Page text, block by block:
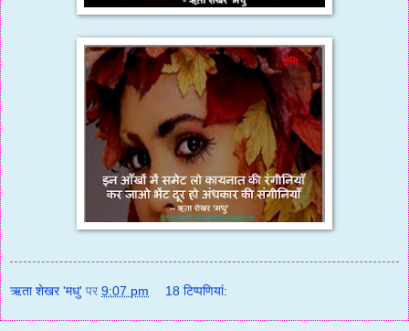
ऋता शेखर 'मधु' पर 9:07 pm 18 टिप्‍पणियां: